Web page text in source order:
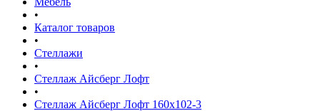
•
Каталог товаров
•
Стеллажи
•
Стеллаж Айсберг Лофт
•
Стеллаж Айсберг Лофт 160х102-3